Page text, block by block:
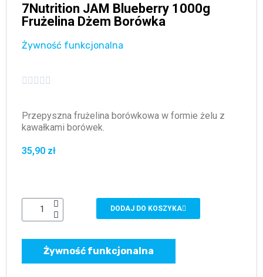
7Nutrition JAM Blueberry 1000g
Frużelina Dżem Borówka
Żywność funkcjonalna
    
Przepyszna frużelina borówkowa w formie żelu z
kawałkami borówek.
35,90 zł
DODAJ DO KOSZYKA
Żywność funkcjonalna